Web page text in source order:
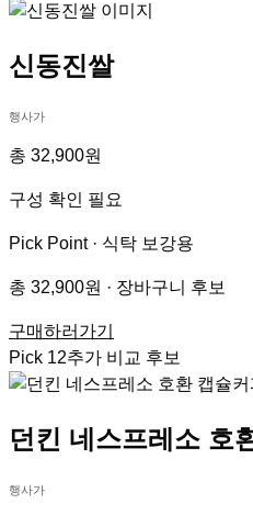
신동진쌀
행사가
총 32,900원
구성 확인 필요
Pick Point · 식탁 보강용
총 32,900원 · 장바구니 후보
구매하러가기
Pick 12추가 비교 후보
던킨 네스프레소 호
행사가